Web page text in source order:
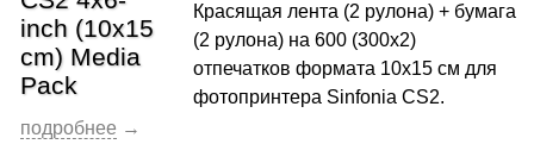
Красящая лента (2 рулона) + бумага
(2 рулона) на 600 (300x2)
отпечатков формата 10x15 cм для
фотопринтера Sinfonia CS2.